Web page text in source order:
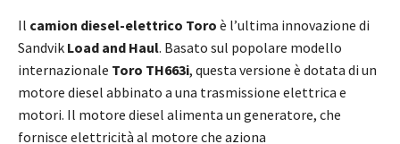
Il camion diesel-elettrico Toro è l’ultima innovazione di
Sandvik Load and Haul. Basato sul popolare modello
internazionale Toro TH663i, questa versione è dotata di un
motore diesel abbinato a una trasmissione elettrica e
motori. Il motore diesel alimenta un generatore, che
fornisce elettricità al motore che aziona